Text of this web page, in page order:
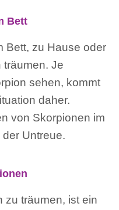
Bett
Bett, zu Hause oder
träumen. Je
sehen, kommt
daher.
von Skorpionen im
Untreue.
zu träumen, ist ein